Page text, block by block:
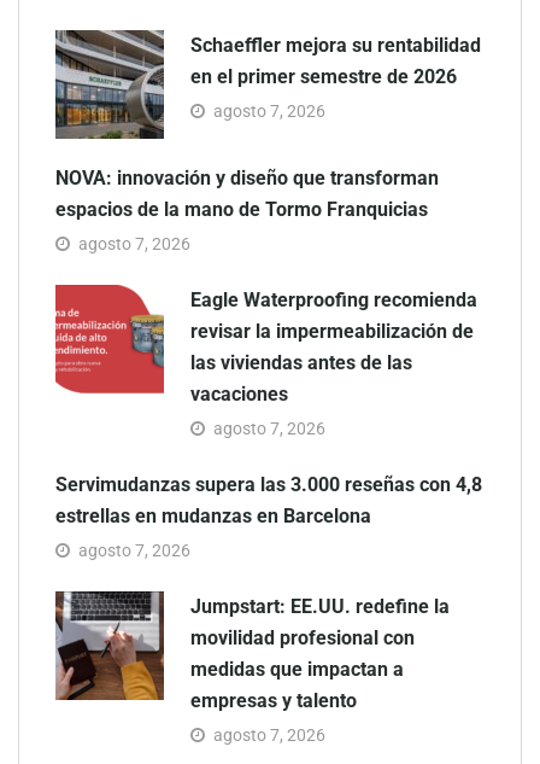
Schaeffler mejora su rentabilidad
en el primer semestre de 2026
agosto 7, 2026
NOVA: innovación y diseño que transforman
espacios de la mano de Tormo Franquicias
agosto 7, 2026
Eagle Waterproofing recomienda
revisar la impermeabilización de
las viviendas antes de las
vacaciones
agosto 7, 2026
Servimudanzas supera las 3.000 reseñas con 4,8
estrellas en mudanzas en Barcelona
agosto 7, 2026
Jumpstart: EE.UU. redefine la
movilidad profesional con
medidas que impactan a
empresas y talento
agosto 7, 2026